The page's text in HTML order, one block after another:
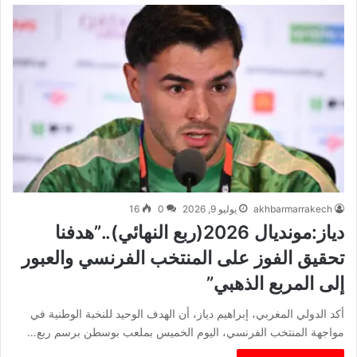
akhbarmarrakech يوليو 9, 2026 0
16
دياز:مونديال 2026(ربع النهائي)..”هدفنا
تحقيق الفوز على المنتخب الفرنسي والعبور
إلى المربع الذهبي”
أكد الدولي المغربي، إبراهيم دياز، أن الهدف الوحيد للنخبة الوطنية في
مواجهة المنتخب الفرنسي، اليوم الخميس بملعب بوسطن برسم ربع…